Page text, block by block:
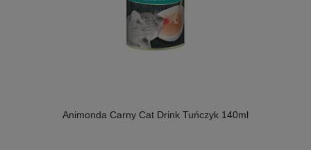
Animonda Carny Cat Drink Tuńczyk 140ml